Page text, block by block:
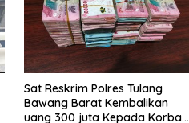
Sat Reskrim Polres Tulang
Bawang Barat Kembalikan
uang 300 juta Kepada Korban